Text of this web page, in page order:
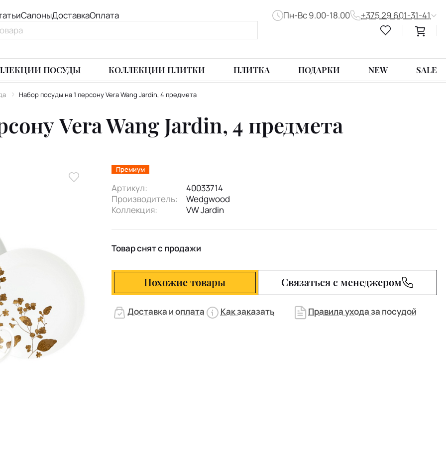
СалоныДоставкаОплата Пн-Вс 9.00-18.00 +375 29 601-31-41
ПОСУДЫ КОЛЛЕКЦИИ ПЛИТКИ ПЛИТКА ПОДАРКИ NEW SALE
Набор посуды на 1 персону Vera Wang Jardin, 4 предмета
Vera Wang Jardin, 4 предмета
Премиум
Артикул:
40033714
Производитель:
Wedgwood
Коллекция:
VW Jardin
Товар снят с продажи
Похожие товары Связаться с менеджером
Доставка и оплата Как заказать Правила ухода за посудой